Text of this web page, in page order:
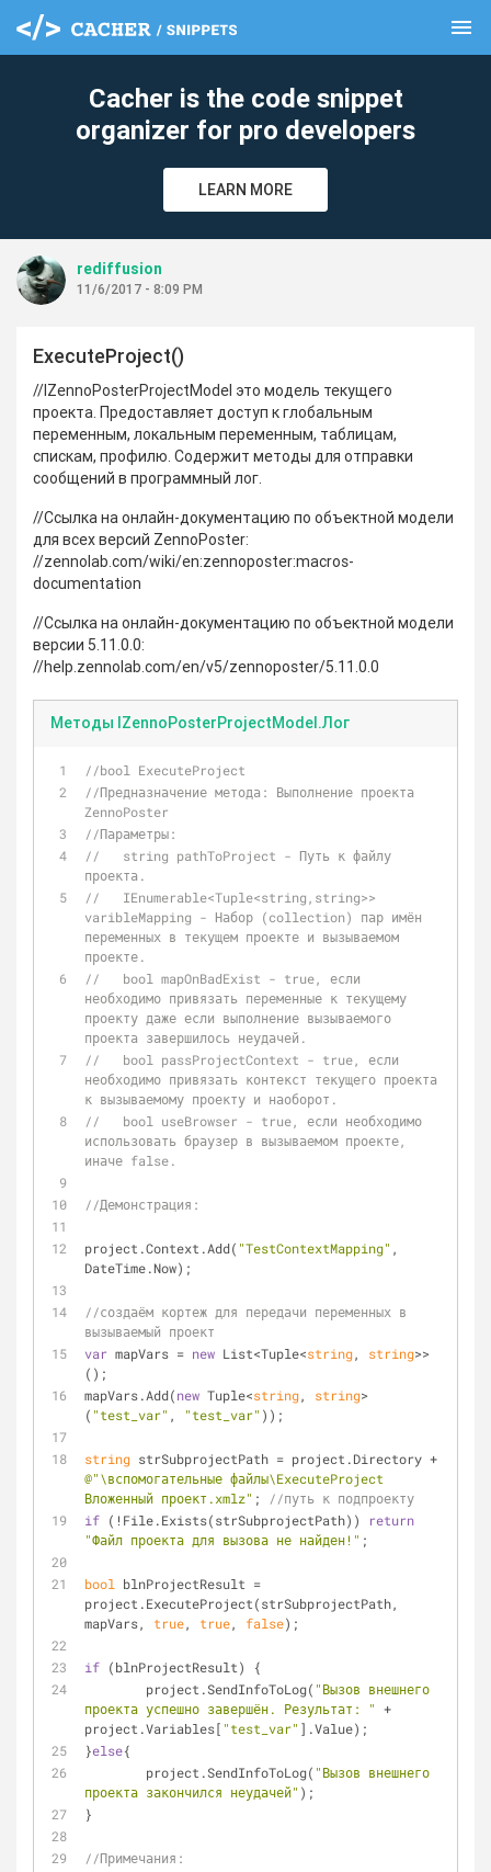
menu
Cacher is the code snippet
organizer for pro developers
LEARN MORE
rediffusion
11/6/2017 - 8:09 PM
ExecuteProject()
//IZennoPosterProjectModel это модель текущего
проекта. Предоставляет доступ к глобальным
переменным, локальным переменным, таблицам,
спискам, профилю. Содержит методы для отправки
сообщений в программный лог.
//Ссылка на онлайн-документацию по объектной модели
для всех версий ZennoPoster:
//zennolab.com/wiki/en:zennoposter:macros-
documentation
//Ссылка на онлайн-документацию по объектной модели
версии 5.11.0.0:
//help.zennolab.com/en/v5/zennoposter/5.11.0.0
Методы IZennoPosterProjectModel.Лог
//bool ExecuteProject
//Предназначение метода: Выполнение проекта
ZennoPoster
//Параметры:
//   string pathToProject - Путь к файлу
проекта.
//   IEnumerable<Tuple<string,string>>
varibleMapping - Набор (collection) пар имён
переменных в текущем проекте и вызываемом
проекте.
//   bool mapOnBadExist - true, если
необходимо привязать переменные к текущему
проекту даже если выполнение вызываемого
проекта завершилось неудачей.
//   bool passProjectContext - true, если
необходимо привязать контекст текущего проекта
к вызываемому проекту и наоборот.
//   bool useBrowser - true, если необходимо
использовать браузер в вызываемом проекте,
иначе false.
//Демонстрация:
project.Context.Add( "TestContextMapping" ,
DateTime.Now);
//создаём кортеж для передачи переменных в
вызываемый проект
var mapVars = new List<Tuple<string, string>>
();
mapVars.Add(new Tuple<string, string>
( "test_var" , "test_var" ));
string
@"\вспомогательные файлы\ExecuteProject
Вложенный проект.xmlz" ;
//путь к подпроекту
if (!File.Exists(strSubprojectPath))
return
"Файл проекта для вызова не найден!" ;
bool
blnProjectResult =
project.ExecuteProject(strSubprojectPath,
mapVars, true, true, false);
if (blnProjectResult) {
	project.SendInfoToLog(
"Вызов внешнего
проекта успешно завершён. Результат: " +
project.Variables[ "test_var" ].Value);
}else{
	project.SendInfoToLog(
"Вызов внешнего
проекта закончился неудачей" );
}
//Примечания:
clear